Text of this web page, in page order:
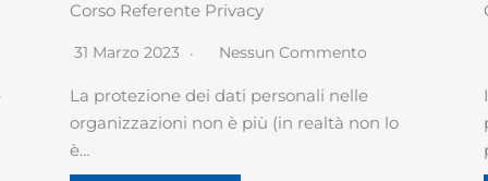
Controlli Green Pass nelle organizzazioni
5 Ottobre 2021 Nessun Commento
Il prossimo 15 ottobre diverrà obbligatorio,
per i dipendenti ed i ruoli assimilati,
possedere il…